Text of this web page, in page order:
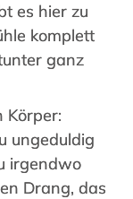
es hier zu
komplett
ganz
Körper:
ungeduldig
irgendwo
Drang, das